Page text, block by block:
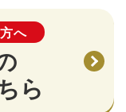
へ
ら